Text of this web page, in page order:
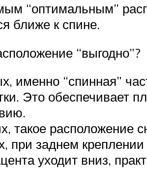
“оптимальным”
ближе к спине.
“выгодно”?
именно “спинная”
Это обеспечивает
такое расположение
при заднем
уходит вниз,